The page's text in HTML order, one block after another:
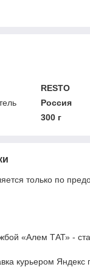
RESTO
Россия
300 г
только по
«Алем ТАТ» -
курьером Яндекс